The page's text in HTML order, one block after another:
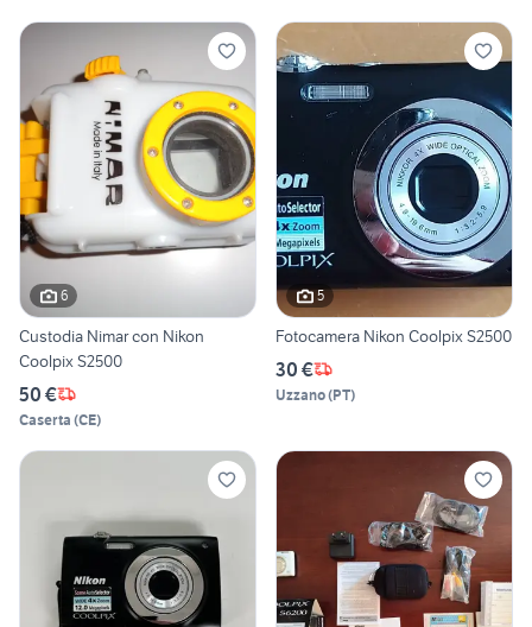
6
Custodia Nimar con Nikon
Coolpix S2500
50 €
Caserta (CE)
5
Fotocamera Nikon Coolpix S2500
30 €
Uzzano(PT)